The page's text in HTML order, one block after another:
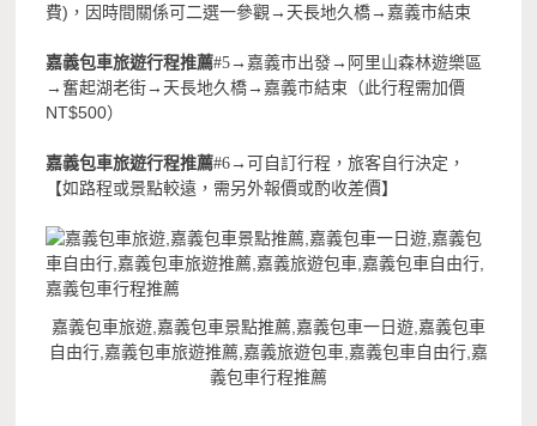
費) ，因時間關係可二選一參觀→天長地久橋→嘉義市結束
嘉義包車旅遊行程推薦#5→嘉義市出發→阿里山森林遊樂區
→奮起湖老街→天長地久橋→嘉義市結束（此行程需加價
NT$500）
嘉義包車旅遊行程推薦#6→可自訂行程，旅客自行決定，
【如路程或景點較遠，需另外報價或酌收差價】
嘉義包車旅遊,嘉義包車景點推薦,嘉義包車一日遊,嘉義包車
自由行,嘉義包車旅遊推薦,嘉義旅遊包車,嘉義包車自由行,嘉
義包車行程推薦